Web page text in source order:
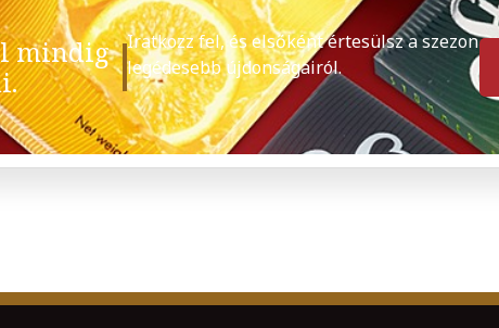
mindig
Iratkozz fel, és elsőként értesülsz a szezon
legédesebb újdonságairól.